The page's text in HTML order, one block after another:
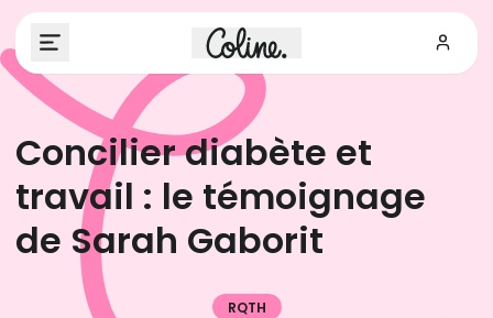
Concilier diabète et
travail : le témoignage
de Sarah Gaborit
RQTH